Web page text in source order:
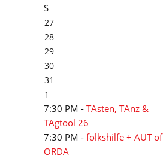
S
27
28
29
30
31
1
7:30 PM - TAsten, TAnz &
TAgtool 26
7:30 PM - folkshilfe + AUT of
ORDA